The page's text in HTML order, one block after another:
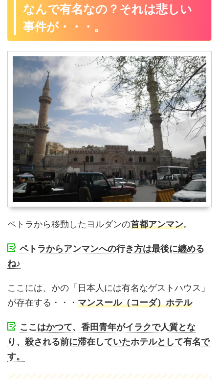
なんで有名なの？それは悲しい
事件が・・・。
ペトラから移動したヨルダンの首都アンマン。
ペトラからアンマンへの行き方は最後に纏める
ね♪
ここには、かの「日本人には有名なゲストハウス」
が存在する・・・ マンスール（コーダ）ホテル
ここはかつて、香田青年がイラクで人質とな
り、殺される前に滞在していたホテルとして有名で
す。